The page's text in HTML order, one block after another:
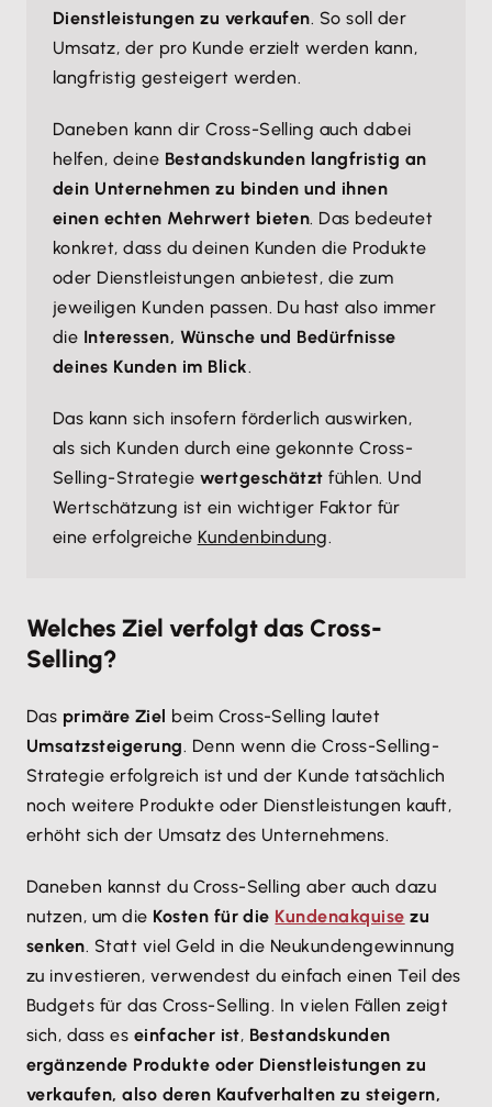
Dienstleistungen zu verkaufen. So soll der
Umsatz, der pro Kunde erzielt werden kann,
langfristig gesteigert werden.
Daneben kann dir Cross-Selling auch dabei
helfen, deine Bestandskunden langfristig an
dein Unternehmen zu binden und ihnen
einen echten Mehrwert bieten. Das bedeutet
konkret, dass du deinen Kunden die Produkte
oder Dienstleistungen anbietest, die zum
jeweiligen Kunden passen. Du hast also immer
die Interessen, Wünsche und Bedürfnisse
deines Kunden im Blick.
Das kann sich insofern förderlich auswirken,
als sich Kunden durch eine gekonnte Cross-
Selling-Strategie wertgeschätzt fühlen. Und
Wertschätzung ist ein wichtiger Faktor für
eine erfolgreiche Kundenbindung.
Welches Ziel verfolgt das Cross-
Selling?
Das primäre Ziel beim Cross-Selling lautet
Umsatzsteigerung. Denn wenn die Cross-Selling-
Strategie erfolgreich ist und der Kunde tatsächlich
noch weitere Produkte oder Dienstleistungen kauft,
erhöht sich der Umsatz des Unternehmens.
Daneben kannst du Cross-Selling aber auch dazu
nutzen, um die Kosten für die Kundenakquise zu
senken. Statt viel Geld in die Neukundengewinnung
zu investieren, verwendest du einfach einen Teil des
Budgets für das Cross-Selling. In vielen Fällen zeigt
sich, dass es einfacher ist, Bestandskunden
ergänzende Produkte oder Dienstleistungen zu
verkaufen, also deren Kaufverhalten zu steigern,